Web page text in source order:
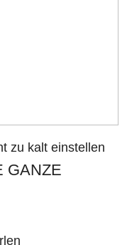
zu kalt einstellen
GANZE